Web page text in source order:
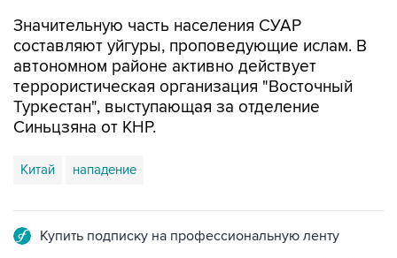
Значительную часть населения СУАР
составляют уйгуры, проповедующие ислам. В
автономном районе активно действует
террористическая организация "Восточный
Туркестан", выступающая за отделение
Синьцзяна от КНР.
Китай нападение
Купить подписку на профессиональную ленту